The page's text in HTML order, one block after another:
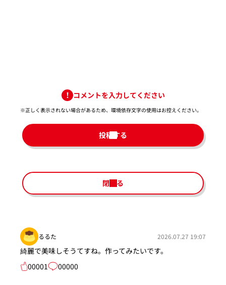
コメントを入力してください
※正しく表示されない場合があるため、環境依存文字の使用はお控えください。​
投稿する
閉じる
るるた 2026.07.27 19:07
綺麗で美味しそうてすね。作ってみたいです。
00001
00000